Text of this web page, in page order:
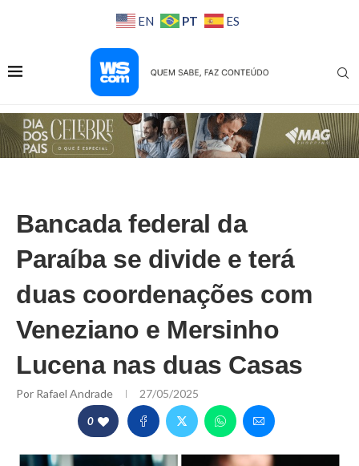
EN PT ES
Bancada federal da
Paraíba se divide e terá
duas coordenações com
Veneziano e Mersinho
Lucena nas duas Casas
Por Rafael Andrade 27/05/2025
0